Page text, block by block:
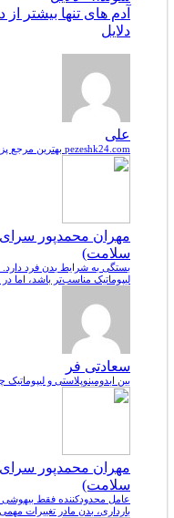
آدم های تنها بیشتر
دلایل
علی
pezeshk24.com بهترین مرجع پزشکی است....
مهران محمدپور
سلامت)
بستگی به شرایط بدن فرد
لیپوماتیک مناسب‌تر باشد، اما
سعادتی فر
بین ابدومینوپلاستی و
مهران محمدپور
سلامت)
عامل محدودکننده فقط
بارداری، بدن مادر تغییرات